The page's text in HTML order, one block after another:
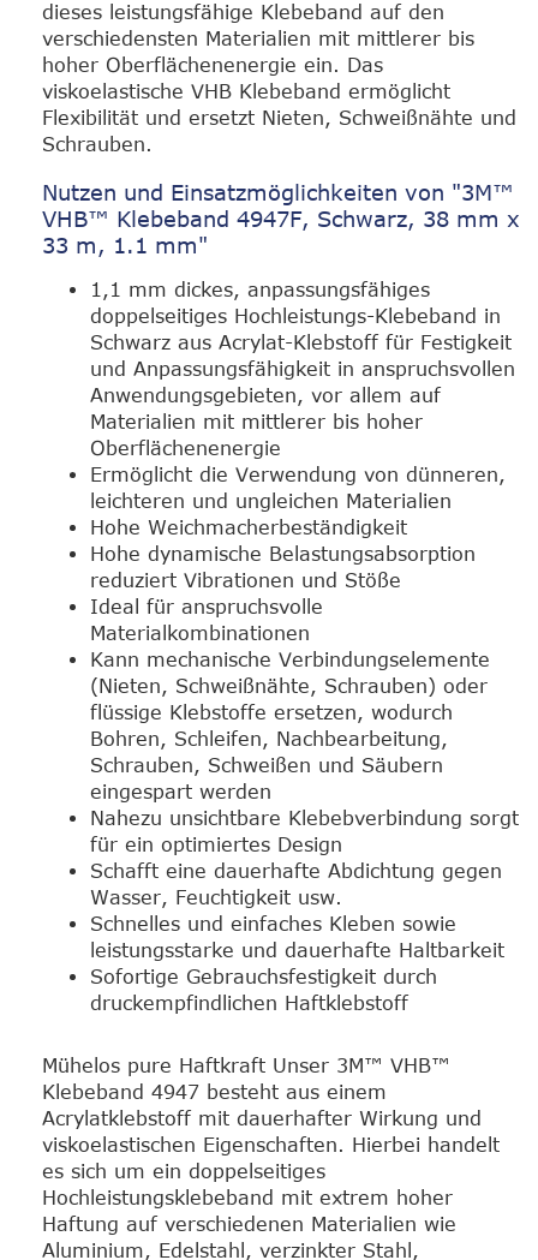
dieses leistungsfähige Klebeband auf den
verschiedensten Materialien mit mittlerer bis
hoher Oberflächenenergie ein. Das
viskoelastische VHB Klebeband ermöglicht
Flexibilität und ersetzt Nieten, Schweißnähte und
Schrauben.
Nutzen und Einsatzmöglichkeiten von "3M™
VHB™ Klebeband 4947F, Schwarz, 38 mm x
33 m, 1.1 mm"
1,1 mm dickes, anpassungsfähiges
doppelseitiges Hochleistungs-Klebeband in
Schwarz aus Acrylat-Klebstoff für Festigkeit
und Anpassungsfähigkeit in anspruchsvollen
Anwendungsgebieten, vor allem auf
Materialien mit mittlerer bis hoher
Oberflächenenergie
Ermöglicht die Verwendung von dünneren,
leichteren und ungleichen Materialien
Hohe Weichmacherbeständigkeit
Hohe dynamische Belastungsabsorption
reduziert Vibrationen und Stöße
Ideal für anspruchsvolle
Materialkombinationen
Kann mechanische Verbindungselemente
(Nieten, Schweißnähte, Schrauben) oder
flüssige Klebstoffe ersetzen, wodurch
Bohren, Schleifen, Nachbearbeitung,
Schrauben, Schweißen und Säubern
eingespart werden
Nahezu unsichtbare Klebebverbindung sorgt
für ein optimiertes Design
Schafft eine dauerhafte Abdichtung gegen
Wasser, Feuchtigkeit usw.
Schnelles und einfaches Kleben sowie
leistungsstarke und dauerhafte Haltbarkeit
Sofortige Gebrauchsfestigkeit durch
druckempfindlichen Haftklebstoff
Mühelos pure Haftkraft Unser 3M™ VHB™
Klebeband 4947 besteht aus einem
Acrylatklebstoff mit dauerhafter Wirkung und
viskoelastischen Eigenschaften. Hierbei handelt
es sich um ein doppelseitiges
Hochleistungsklebeband mit extrem hoher
Haftung auf verschiedenen Materialien wie
Aluminium, Edelstahl, verzinkter Stahl,